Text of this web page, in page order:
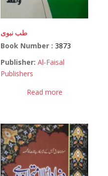
طب نبوی
Book Number :3873
Publisher: Al-Faisal
Publishers
Read more